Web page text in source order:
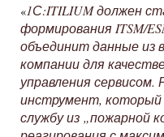
«1С:ITILIUM должен
формирования ITSM/
объединит данные из
компании для
управления
инструмент,
службу из „пожарной